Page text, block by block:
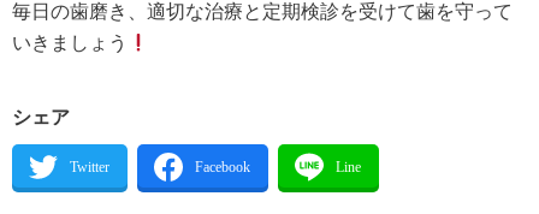
毎日の歯磨き、適切な治療と定期検診を受けて歯を守って
いきましょう
シェア